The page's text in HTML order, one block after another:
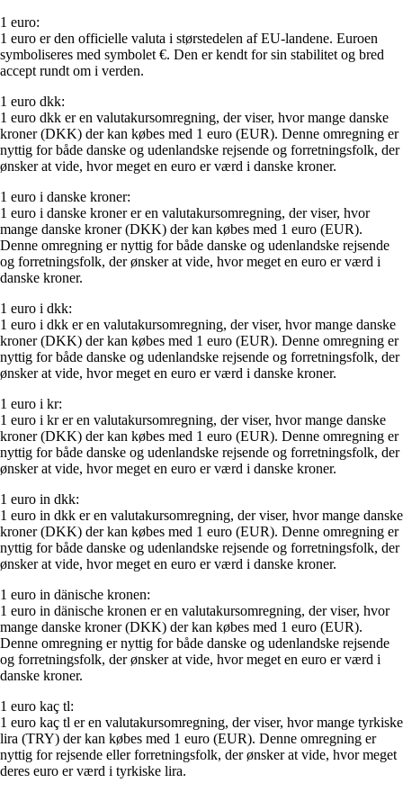
1 euro:
1 euro er den officielle valuta i størstedelen af EU-landene. Euroen
symboliseres med symbolet €. Den er kendt for sin stabilitet og bred
accept rundt om i verden.
1 euro dkk:
1 euro dkk er en valutakursomregning, der viser, hvor mange danske
kroner (DKK) der kan købes med 1 euro (EUR). Denne omregning er
nyttig for både danske og udenlandske rejsende og forretningsfolk, der
ønsker at vide, hvor meget en euro er værd i danske kroner.
1 euro i danske kroner:
1 euro i danske kroner er en valutakursomregning, der viser, hvor
mange danske kroner (DKK) der kan købes med 1 euro (EUR).
Denne omregning er nyttig for både danske og udenlandske rejsende
og forretningsfolk, der ønsker at vide, hvor meget en euro er værd i
danske kroner.
1 euro i dkk:
1 euro i dkk er en valutakursomregning, der viser, hvor mange danske
kroner (DKK) der kan købes med 1 euro (EUR). Denne omregning er
nyttig for både danske og udenlandske rejsende og forretningsfolk, der
ønsker at vide, hvor meget en euro er værd i danske kroner.
1 euro i kr:
1 euro i kr er en valutakursomregning, der viser, hvor mange danske
kroner (DKK) der kan købes med 1 euro (EUR). Denne omregning er
nyttig for både danske og udenlandske rejsende og forretningsfolk, der
ønsker at vide, hvor meget en euro er værd i danske kroner.
1 euro in dkk:
1 euro in dkk er en valutakursomregning, der viser, hvor mange danske
kroner (DKK) der kan købes med 1 euro (EUR). Denne omregning er
nyttig for både danske og udenlandske rejsende og forretningsfolk, der
ønsker at vide, hvor meget en euro er værd i danske kroner.
1 euro in dänische kronen:
1 euro in dänische kronen er en valutakursomregning, der viser, hvor
mange danske kroner (DKK) der kan købes med 1 euro (EUR).
Denne omregning er nyttig for både danske og udenlandske rejsende
og forretningsfolk, der ønsker at vide, hvor meget en euro er værd i
danske kroner.
1 euro kaç tl:
1 euro kaç tl er en valutakursomregning, der viser, hvor mange tyrkiske
lira (TRY) der kan købes med 1 euro (EUR). Denne omregning er
nyttig for rejsende eller forretningsfolk, der ønsker at vide, hvor meget
deres euro er værd i tyrkiske lira.